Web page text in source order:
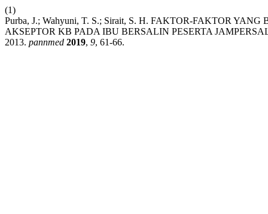
(1)
Purba, J.; Wahyuni, T. S.; Sirait, S. H. FAKTOR-FAKTOR
AKSEPTOR KB PADA IBU BERSALIN PESERTA
2013. pannmed 2019, 9, 61-66.